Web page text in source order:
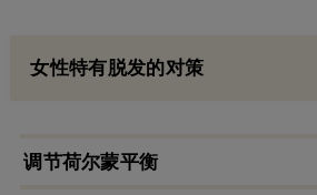
女性特有脱发的对策
调节荷尔蒙平衡